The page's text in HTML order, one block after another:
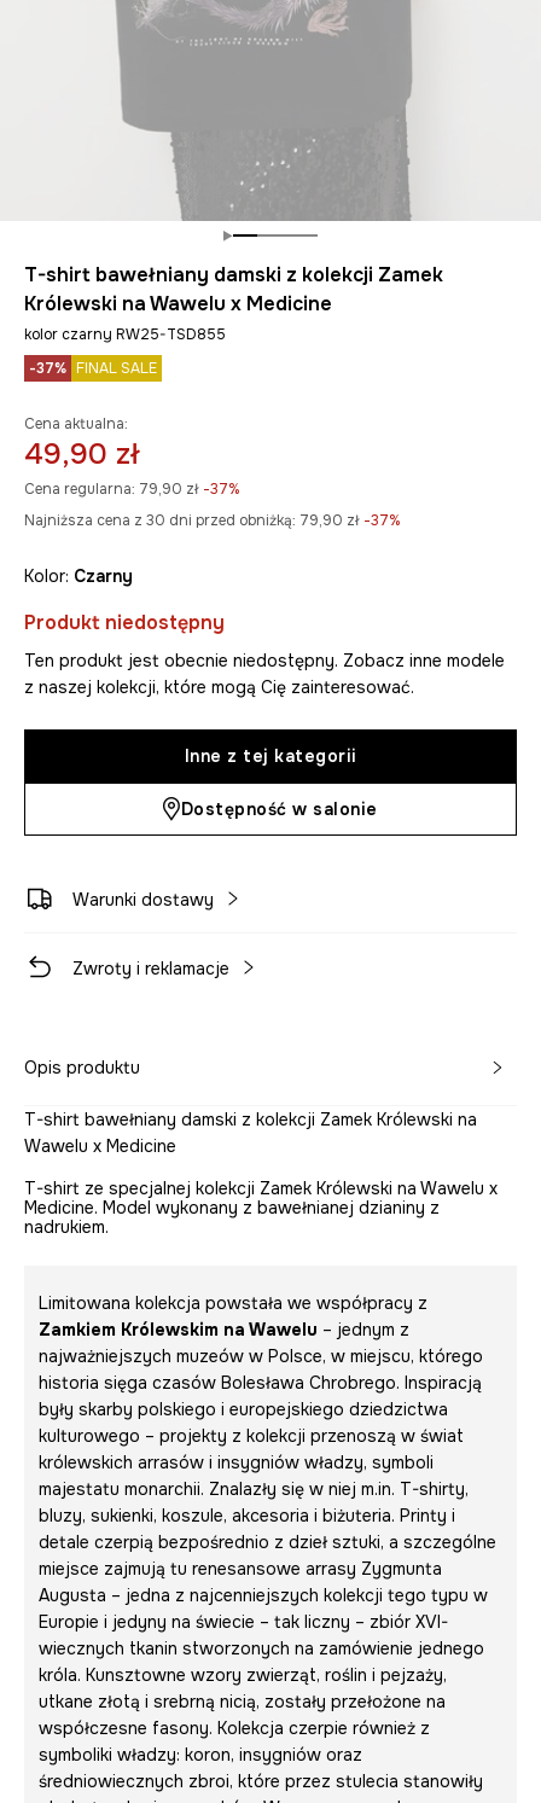
T-shirt bawełniany damski z kolekcji Zamek
Królewski na Wawelu x Medicine
kolor czarny RW25-TSD855
-37% FINAL SALE
Cena aktualna:
49,90 zł
Cena regularna: 79,90 zł -37%
Najniższa cena z 30 dni przed obniżką: 79,90 zł -37%
Kolor: czarny
Produkt niedostępny
Ten produkt jest obecnie niedostępny. Zobacz inne modele
z naszej kolekcji, które mogą Cię zainteresować.
Inne z tej kategorii
Dostępność w salonie
Warunki dostawy
Zwroty i reklamacje
Opis produktu
T-shirt bawełniany damski z kolekcji Zamek Królewski na
Wawelu x Medicine
T-shirt ze specjalnej kolekcji Zamek Królewski na Wawelu x
Medicine. Model wykonany z bawełnianej dzianiny z
nadrukiem.
Limitowana kolekcja powstała we współpracy z
Zamkiem Królewskim na Wawelu – jednym z
najważniejszych muzeów w Polsce, w miejscu, którego
historia sięga czasów Bolesława Chrobrego. Inspiracją
były skarby polskiego i europejskiego dziedzictwa
kulturowego – projekty z kolekcji przenoszą w świat
królewskich arrasów i insygniów władzy, symboli
majestatu monarchii. Znalazły się w niej m.in. T-shirty,
bluzy, sukienki, koszule, akcesoria i biżuteria. Printy i
detale czerpią bezpośrednio z dzieł sztuki, a szczególne
miejsce zajmują tu renesansowe arrasy Zygmunta
Augusta – jedna z najcenniejszych kolekcji tego typu w
Europie i jedyny na świecie – tak liczny – zbiór XVI-
wiecznych tkanin stworzonych na zamówienie jednego
króla. Kunsztowne wzory zwierząt, roślin i pejzaży,
utkane złotą i srebrną nicią, zostały przełożone na
współczesne fasony. Kolekcja czerpie również z
symboliki władzy: koron, insygniów oraz
średniowiecznych zbroi, które przez stulecia stanowiły